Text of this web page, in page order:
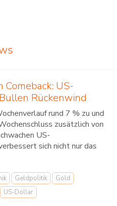
US-
Rückenwind
rund 7 % zu und
zusätzlich von
US-
sich nicht nur das
Geldpolitik
Gold
US-Dollar